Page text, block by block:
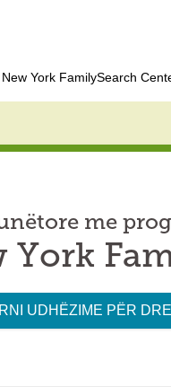
York FamilySearch
me
York
UDHËZIME PËR